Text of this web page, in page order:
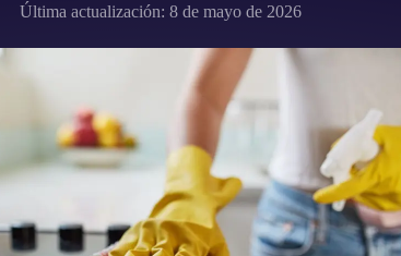
Última actualización: 8 de mayo de 2026